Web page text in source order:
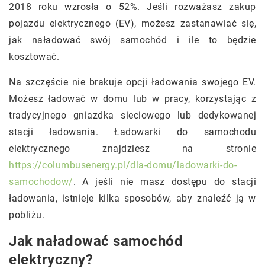
2018 roku wzrosła o 52%. Jeśli rozważasz zakup
pojazdu elektrycznego (EV), możesz zastanawiać się,
jak naładować swój samochód i ile to będzie
kosztować.
Na szczęście nie brakuje opcji ładowania swojego EV.
Możesz ładować w domu lub w pracy, korzystając z
tradycyjnego gniazdka sieciowego lub dedykowanej
stacji ładowania. Ładowarki do samochodu
elektrycznego znajdziesz na stronie
https://columbusenergy.pl/dla-domu/ladowarki-do-
samochodow/. A jeśli nie masz dostępu do stacji
ładowania, istnieje kilka sposobów, aby znaleźć ją w
pobliżu.
Jak naładować samochód
elektryczny?